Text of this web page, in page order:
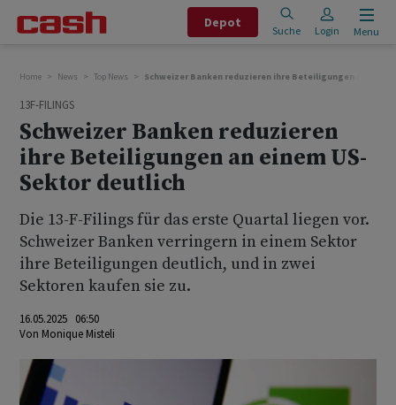
Depot
Suche Login Menu
Home News Top News Schweizer Banken reduzieren ihre Beteiligungen an
13F-FILINGS
Schweizer Banken reduzieren
ihre Beteiligungen an einem US-
Sektor deutlich
Die 13-F-Filings für das erste Quartal liegen vor.
Schweizer Banken verringern in einem Sektor
ihre Beteiligungen deutlich, und in zwei
Sektoren kaufen sie zu.
16.05.2025 06:50
Von Monique Misteli